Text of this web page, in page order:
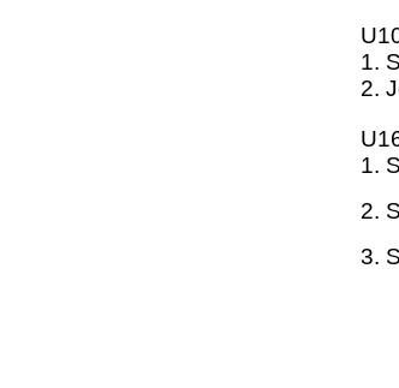
1.
2.
1.
2.
3.